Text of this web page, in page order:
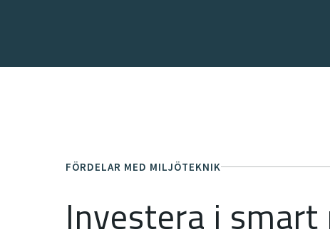
FÖRDELAR MED MILJÖTEKNIK
Investera i